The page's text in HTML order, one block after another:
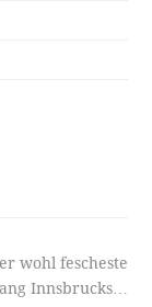
wohl fescheste
Innsbrucks…